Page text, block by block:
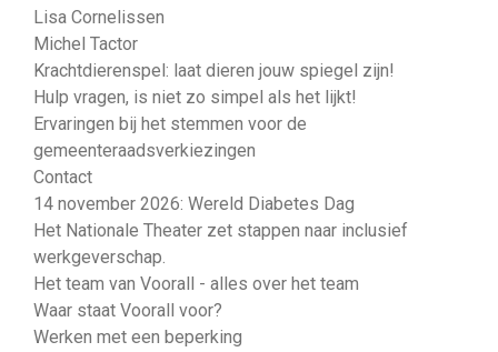
Lisa Cornelissen
Michel Tactor
Krachtdierenspel: laat dieren jouw spiegel zijn!
Hulp vragen, is niet zo simpel als het lijkt!
Ervaringen bij het stemmen voor de
gemeenteraadsverkiezingen
Contact
14 november 2026: Wereld Diabetes Dag
Het Nationale Theater zet stappen naar inclusief
werkgeverschap.
Het team van Voorall - alles over het team
Waar staat Voorall voor?
Werken met een beperking